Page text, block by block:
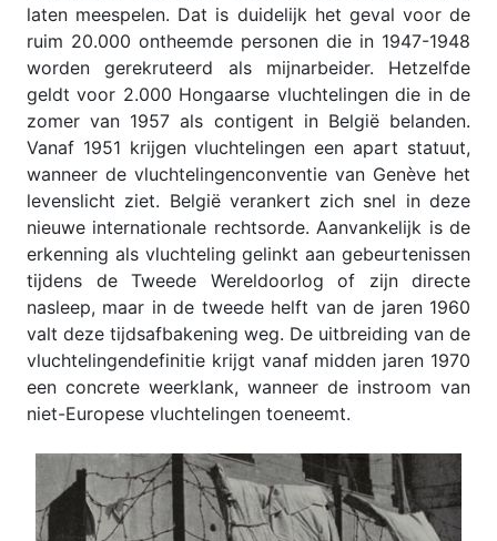
laten meespelen. Dat is duidelijk het geval voor de
ruim 20.000 ontheemde personen die in 1947-1948
worden gerekruteerd als mijnarbeider. Hetzelfde
geldt voor 2.000 Hongaarse vluchtelingen die in de
zomer van 1957 als contigent in België belanden.
Vanaf 1951 krijgen vluchtelingen een apart statuut,
wanneer de vluchtelingenconventie van Genève het
levenslicht ziet. België verankert zich snel in deze
nieuwe internationale rechtsorde. Aanvankelijk is de
erkenning als vluchteling gelinkt aan gebeurtenissen
tijdens de Tweede Wereldoorlog of zijn directe
nasleep, maar in de tweede helft van de jaren 1960
valt deze tijdsafbakening weg. De uitbreiding van de
vluchtelingendefinitie krijgt vanaf midden jaren 1970
een concrete weerklank, wanneer de instroom van
niet-Europese vluchtelingen toeneemt.